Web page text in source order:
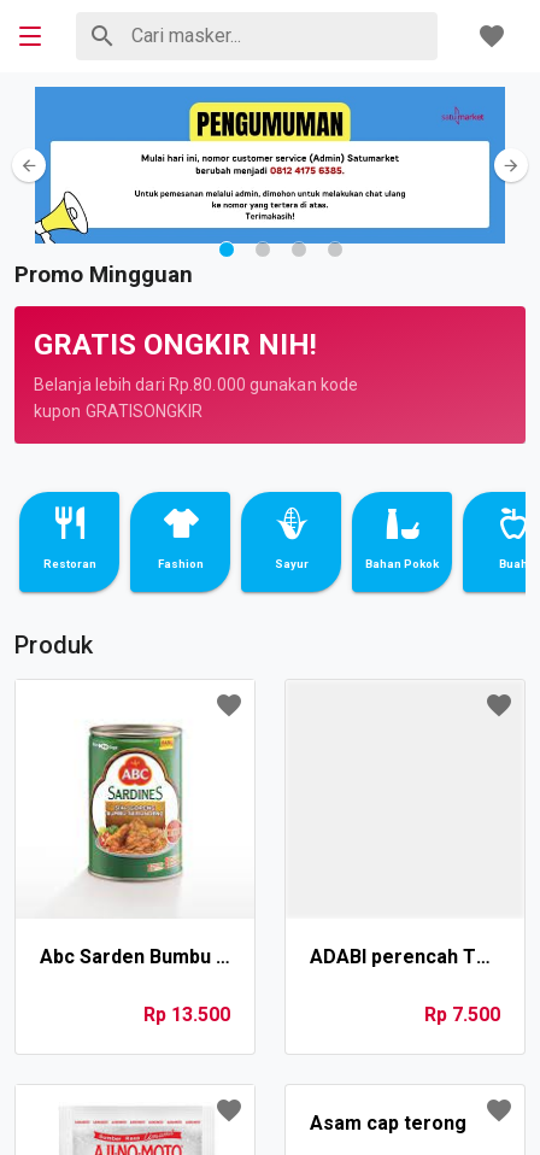
Promo Mingguan
GRATIS ONGKIR NIH!
Belanja lebih dari Rp.80.000 gunakan kode
kupon GRATISONGKIR
Restoran Fashion Sayur Bahan Pokok Buah
Produk
Abc Sarden Bumbu Serundeng 155 gr
Rp 13.500
ADABI perencah TOMYAM (bumbu untuk tomyum)
Rp 7.500
Asam cap terong